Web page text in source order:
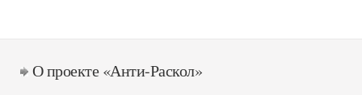
О проекте «Анти-Раскол»